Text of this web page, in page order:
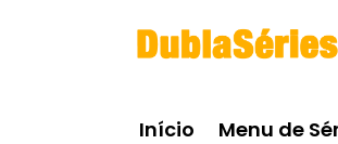
Início Menu de